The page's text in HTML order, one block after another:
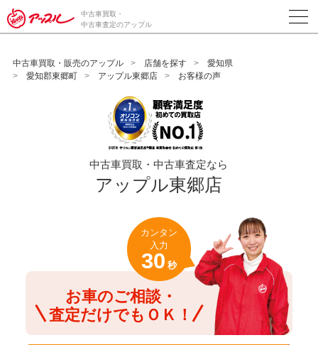
/*ABテスト_新規査定フォームの為のCVボタン*/
中古車買取・
中古車査定のアップル
中古車買取・販売のアップル 店舗を探す
愛知県
愛知郡東郷町
アップル東郷店 お客様の声
中古車買取・中古車査定なら
アップル東郷店
お車のご相談・
査定だけでもＯＫ！
カンタン
入力
30 秒